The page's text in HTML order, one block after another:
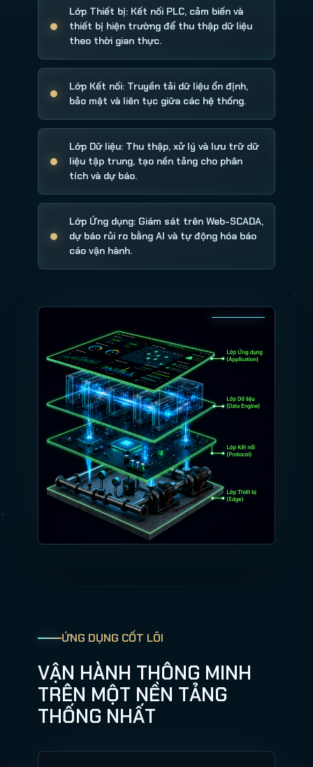
Lớp Thiết bị: Kết nối PLC, cảm biến và
thiết bị hiện trường để thu thập dữ liệu
theo thời gian thực.
Lớp Kết nối: Truyền tải dữ liệu ổn định,
bảo mật và liên tục giữa các hệ thống.
Lớp Dữ liệu: Thu thập, xử lý và lưu trữ dữ
liệu tập trung, tạo nền tảng cho phân
tích và dự báo.
Lớp Ứng dụng: Giám sát trên Web-SCADA,
dự báo rủi ro bằng AI và tự động hóa báo
cáo vận hành.
ỨNG DỤNG CỐT LÕI
VẬN HÀNH THÔNG MINH
TRÊN MỘT NỀN TẢNG
THỐNG NHẤT